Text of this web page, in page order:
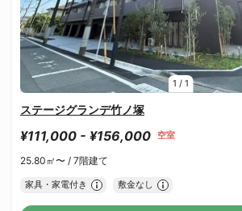
1 / 1
ステージグランデ竹ノ塚
¥111,000 - ¥156,000 空室
25.80㎡〜 / 7階建て
家具・家電付き 敷金なし